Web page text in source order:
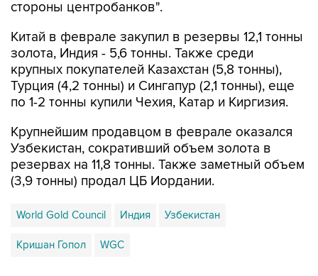
стороны центробанков".
Китай в феврале закупил в резервы 12,1 тонны
золота, Индия - 5,6 тонны. Также среди
крупных покупателей Казахстан (5,8 тонны),
Турция (4,2 тонны) и Сингапур (2,1 тонны), еще
по 1-2 тонны купили Чехия, Катар и Киргизия.
Крупнейшим продавцом в феврале оказался
Узбекистан, сокративший объем золота в
резервах на 11,8 тонны. Также заметный объем
(3,9 тонны) продал ЦБ Иордании.
World Gold Council Индия Узбекистан
Кришан Гопол WGC